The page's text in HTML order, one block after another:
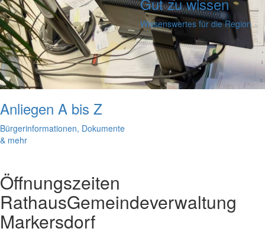
Anliegen A bis Z
Bürgerinformationen, Dokumente
& mehr
Wissenswertes für die Region
Öffnungszeiten
RathausGemeindeverwaltung
Markersdorf